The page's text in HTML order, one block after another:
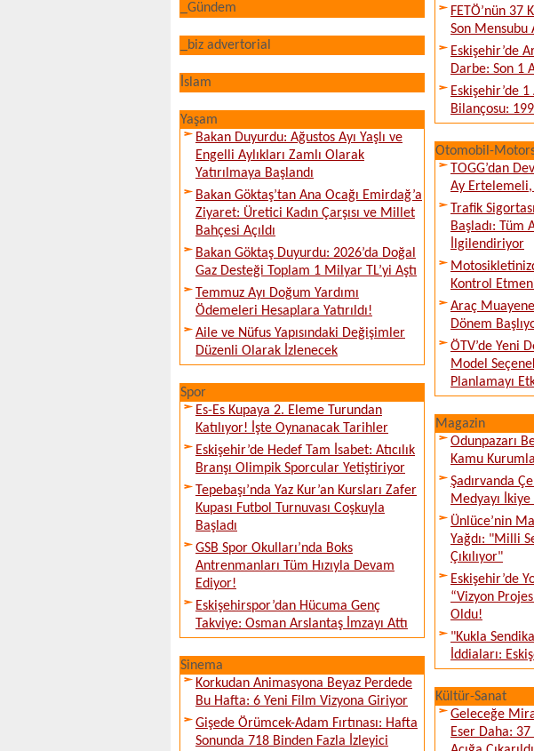
_Gündem
_biz advertorial
İslam
Yaşam
Bakan Duyurdu: Ağustos Ayı Yaşlı ve
Engelli Aylıkları Zamlı Olarak
Yatırılmaya Başlandı
Bakan Göktaş’tan Ana Ocağı Emirdağ’a
Ziyaret: Üretici Kadın Çarşısı ve Millet
Bahçesi Açıldı
Bakan Göktaş Duyurdu: 2026’da Doğal
Gaz Desteği Toplam 1 Milyar TL’yi Aştı
Temmuz Ayı Doğum Yardımı
Ödemeleri Hesaplara Yatırıldı!
Aile ve Nüfus Yapısındaki Değişimler
Düzenli Olarak İzlenecek
Spor
Es-Es Kupaya 2. Eleme Turundan
Katılıyor! İşte Oynanacak Tarihler
Eskişehir’de Hedef Tam İsabet: Atıcılık
Branşı Olimpik Sporcular Yetiştiriyor
Tepebaşı’nda Yaz Kur’an Kursları Zafer
Kupası Futbol Turnuvası Coşkuyla
Başladı
GSB Spor Okulları’nda Boks
Antrenmanları Tüm Hızıyla Devam
Ediyor!
Eskişehirspor’dan Hücuma Genç
Takviye: Osman Arslantaş İmzayı Attı
Sinema
Korkudan Animasyona Beyaz Perdede
Bu Hafta: 6 Yeni Film Vizyona Giriyor
Gişede Örümcek-Adam Fırtınası: Hafta
Sonunda 718 Binden Fazla İzleyici
FETÖ’nün
Son Mensubu
Eskişehir’de
Darbe: Son 1
Eskişehir’de
Bilançosu:
Otomobil-
TOGG’dan
Ay Ertelemeli,
Trafik
Başladı: Tüm
İlgilendiriyor
Kontrol
Araç
Dönem
ÖTV’de Yeni
Model
Planlamayı
Magazin
Odunpazarı
Kamu
Şadırvanda
Medyayı
Ünlüce’nin
Yağdı: "Milli
Çıkılıyor"
Eskişehir’de
“Vizyon
Oldu!
"Kukla
İddiaları:
Kültür-Sanat
Geleceğe
Eser Daha: